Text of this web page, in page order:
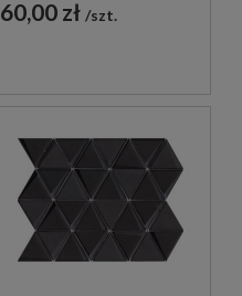
60,00 zł szt.